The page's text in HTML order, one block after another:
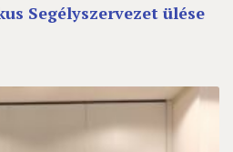
Segélyszervezet ülése